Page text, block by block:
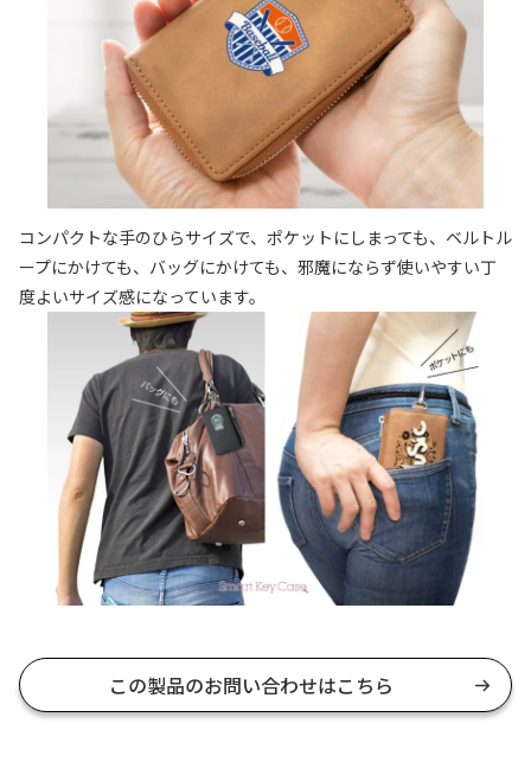
コンパクトな手のひらサイズで、ポケットにしまっても、ベルトル
ープにかけても、バッグにかけても、邪魔にならず使いやすい丁
度よいサイズ感になっています。
この製品のお問い合わせはこちら